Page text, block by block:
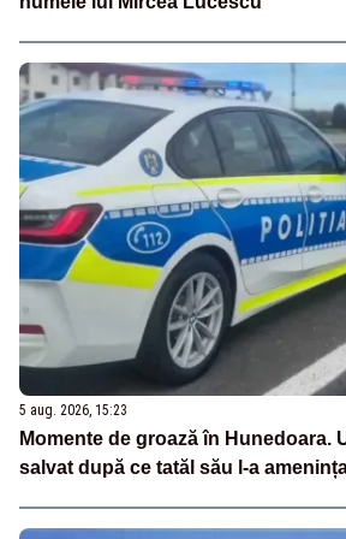
5 aug. 2026, 15:23
Momente de groază în Hunedoara.
salvat după ce tatăl său l-a